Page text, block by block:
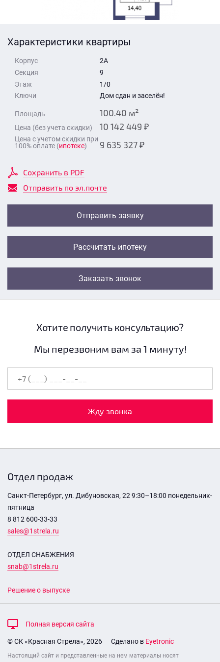
Характеристики квартиры
Корпус
2А
Секция
9
Этаж
1/0
Ключи
Дом сдан и заселён!
Площадь 100.40 м²
Цена (без учета скидки) 10 142 449 ₽
Цена с учетом скидки при
100% оплате (ипотеке) 9 635 327 ₽
Сохранить в PDF
Отправить по эл.почте
Отправить заявку
Рассчитать ипотеку
Заказать звонок
Отправить
Отправить
Хотите получить консультацию?
Мы перезвоним вам за 1 минуту!
Жду звонка
Отдел продаж
Санкт-Петербург, ул. Дибуновская, 22 9:30–18:00 понедельник-
пятница
8 812 600-33-33
sales@1strela.ru
ОТДЕЛ СНАБЖЕНИЯ
snab@1strela.ru
Решение о выпуске
Полная версия сайта
© СК «Красная Стрела», 2026 Сделано в Eyetronic
Настоящий сайт и представленные на нем материалы носят